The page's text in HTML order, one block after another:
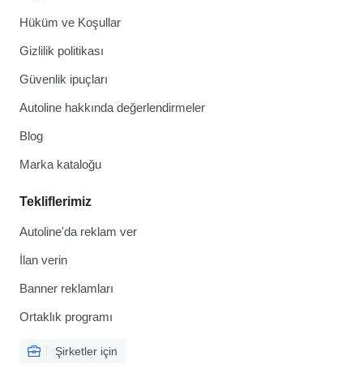
Hüküm ve Koşullar
Gizlilik politikası
Güvenlik ipuçları
Autoline hakkında değerlendirmeler
Blog
Marka kataloğu
Tekliflerimiz
Autoline'da reklam ver
İlan verin
Banner reklamları
Ortaklık programı
Şirketler için